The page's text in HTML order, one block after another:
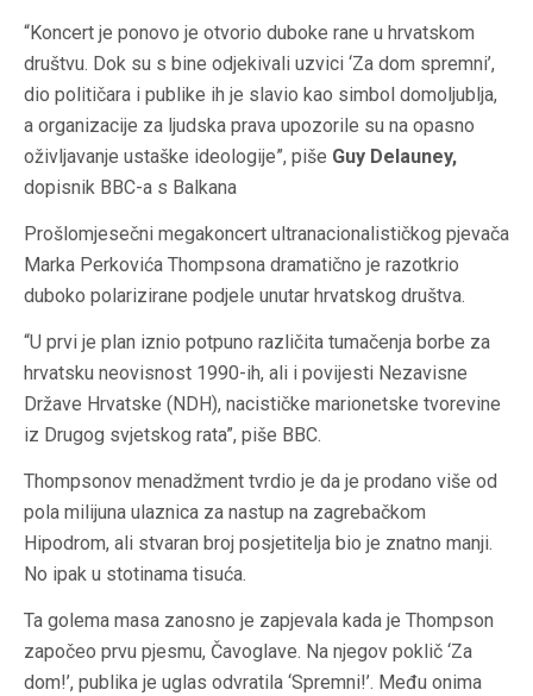
“Koncert je ponovo je otvorio duboke rane u hrvatskom
društvu. Dok su s bine odjekivali uzvici ‘Za dom spremni’,
dio političara i publike ih je slavio kao simbol domoljublja,
a organizacije za ljudska prava upozorile su na opasno
oživljavanje ustaške ideologije”, piše Guy Delauney,
dopisnik BBC-a s Balkana
Prošlomjesečni megakoncert ultranacionalističkog pjevača
Marka Perkovića Thompsona dramatično je razotkrio
duboko polarizirane podjele unutar hrvatskog društva.
“U prvi je plan iznio potpuno različita tumačenja borbe za
hrvatsku neovisnost 1990-ih, ali i povijesti Nezavisne
Države Hrvatske (NDH), nacističke marionetske tvorevine
iz Drugog svjetskog rata”, piše BBC.
Thompsonov menadžment tvrdio je da je prodano više od
pola milijuna ulaznica za nastup na zagrebačkom
Hipodrom, ali stvaran broj posjetitelja bio je znatno manji.
No ipak u stotinama tisuća.
Ta golema masa zanosno je zapjevala kada je Thompson
započeo prvu pjesmu, Čavoglave. Na njegov poklič ‘Za
dom!’, publika je uglas odvratila ‘Spremni!’. Među onima